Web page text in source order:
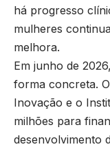
há progresso
mulheres
melhora.
Em junho de
forma concreta.
Inovação e o
milhões para
desenvolvimento